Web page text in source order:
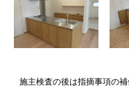
施主検査の後は指摘事項の補